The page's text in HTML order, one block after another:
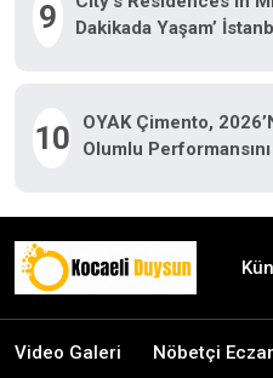
9
Dakikada Yaşam’
10
OYAK Çimento,
Olumlu
Video Galeri Nöbetçi